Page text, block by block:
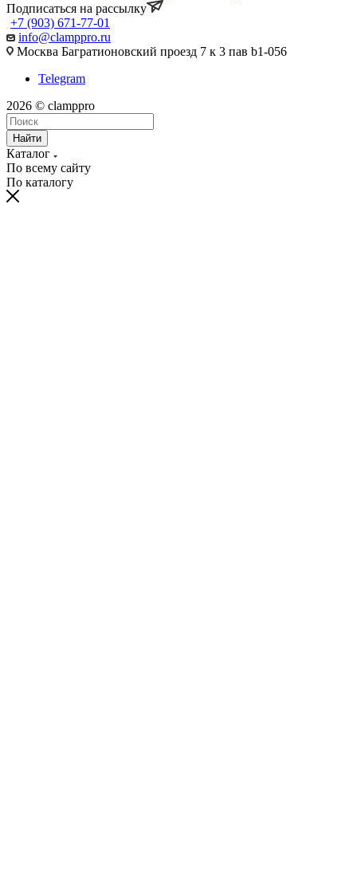
Подписаться на рассылку
+7 (903) 671-77-01
info@clamppro.ru
Москва Багратионовский проезд 7 к 3 пав b1-056
Telegram
2026 © clamppro
Найти
Каталог
По всему сайту
По каталогу